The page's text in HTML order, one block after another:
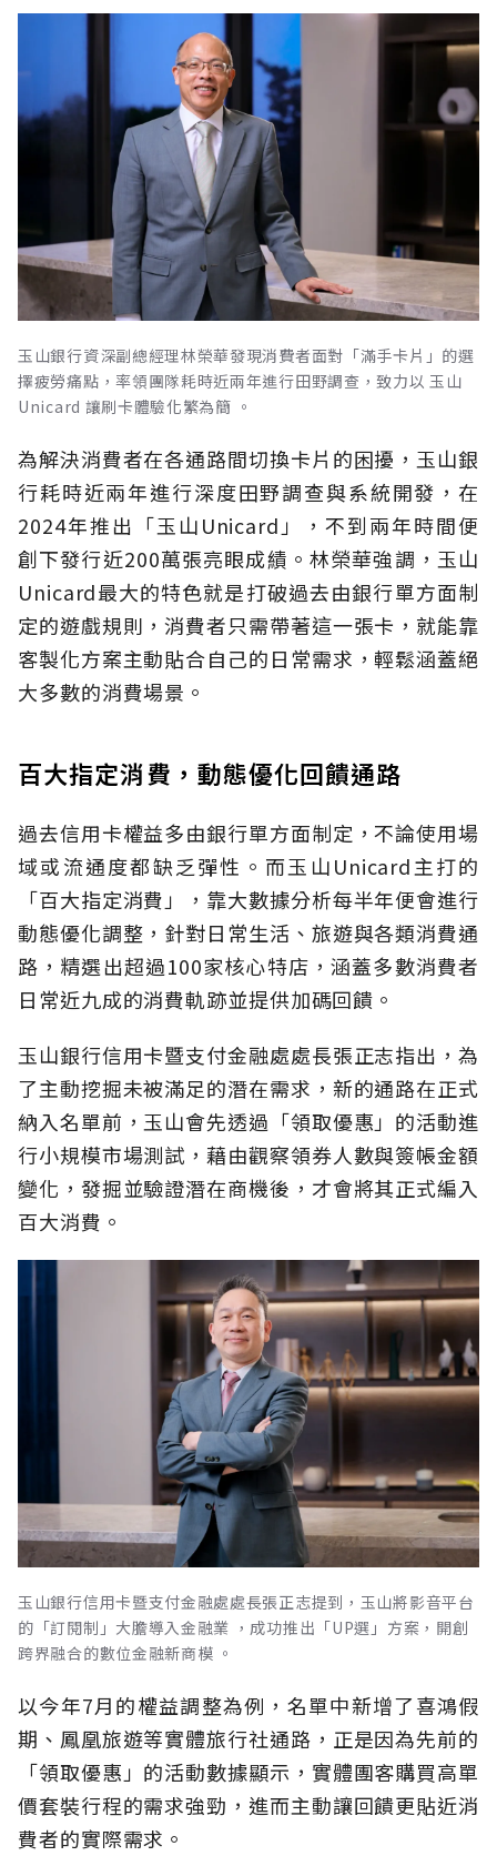
玉山銀行資深副總經理林榮華發現消費者面對「滿手卡片」的選
擇疲勞痛點，率領團隊耗時近兩年進行田野調查，致力以 玉山
Unicard 讓刷卡體驗化繁為簡 。
為解決消費者在各通路間切換卡片的困擾，玉山銀
行耗時近兩年進行深度田野調查與系統開發，在
2024年推出「玉山Unicard」，不到兩年時間便
創下發行近200萬張亮眼成績。林榮華強調，玉山
Unicard最大的特色就是打破過去由銀行單方面制
定的遊戲規則，消費者只需帶著這一張卡，就能靠
客製化方案主動貼合自己的日常需求，輕鬆涵蓋絕
大多數的消費場景。
百大指定消費，動態優化回饋通路
過去信用卡權益多由銀行單方面制定，不論使用場
域或流通度都缺乏彈性。而玉山Unicard主打的
「百大指定消費」，靠大數據分析每半年便會進行
動態優化調整，針對日常生活、旅遊與各類消費通
路，精選出超過100家核心特店，涵蓋多數消費者
日常近九成的消費軌跡並提供加碼回饋。
玉山銀行信用卡暨支付金融處處長張正志指出，為
了主動挖掘未被滿足的潛在需求，新的通路在正式
納入名單前，玉山會先透過「領取優惠」的活動進
行小規模市場測試，藉由觀察領券人數與簽帳金額
變化，發掘並驗證潛在商機後，才會將其正式編入
百大消費。
玉山銀行信用卡暨支付金融處處長張正志提到，玉山將影音平台
的「訂閱制」大膽導入金融業 ，成功推出「UP選」方案，開創
跨界融合的數位金融新商模 。
以今年7月的權益調整為例，名單中新增了喜鴻假
期、鳳凰旅遊等實體旅行社通路，正是因為先前的
「領取優惠」的活動數據顯示，實體團客購買高單
價套裝行程的需求強勁，進而主動讓回饋更貼近消
費者的實際需求。